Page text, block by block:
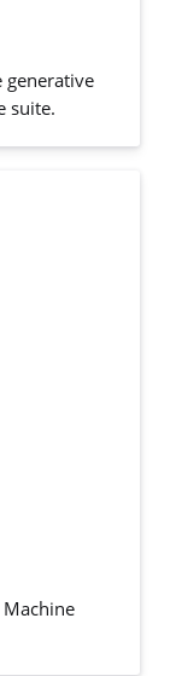
generative
suite.
Machine